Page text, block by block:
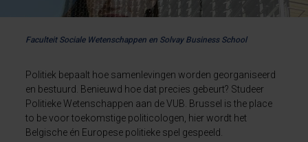
Faculteit Sociale Wetenschappen en Solvay Business School
Politiek bepaalt hoe samenlevingen worden georganiseerd
en bestuurd. Benieuwd hoe dat precies gebeurt? Studeer
Politieke Wetenschappen aan de VUB. Brussel is the place
to be voor toekomstige politicologen, hier wordt het
Belgische én Europese politieke spel gespeeld.